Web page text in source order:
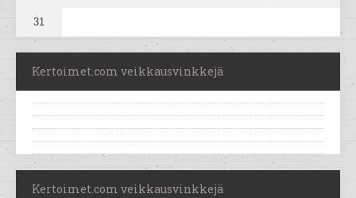
31
Kertoimet.com veikkausvinkkejä
Kertoimet.com veikkausvinkkejä